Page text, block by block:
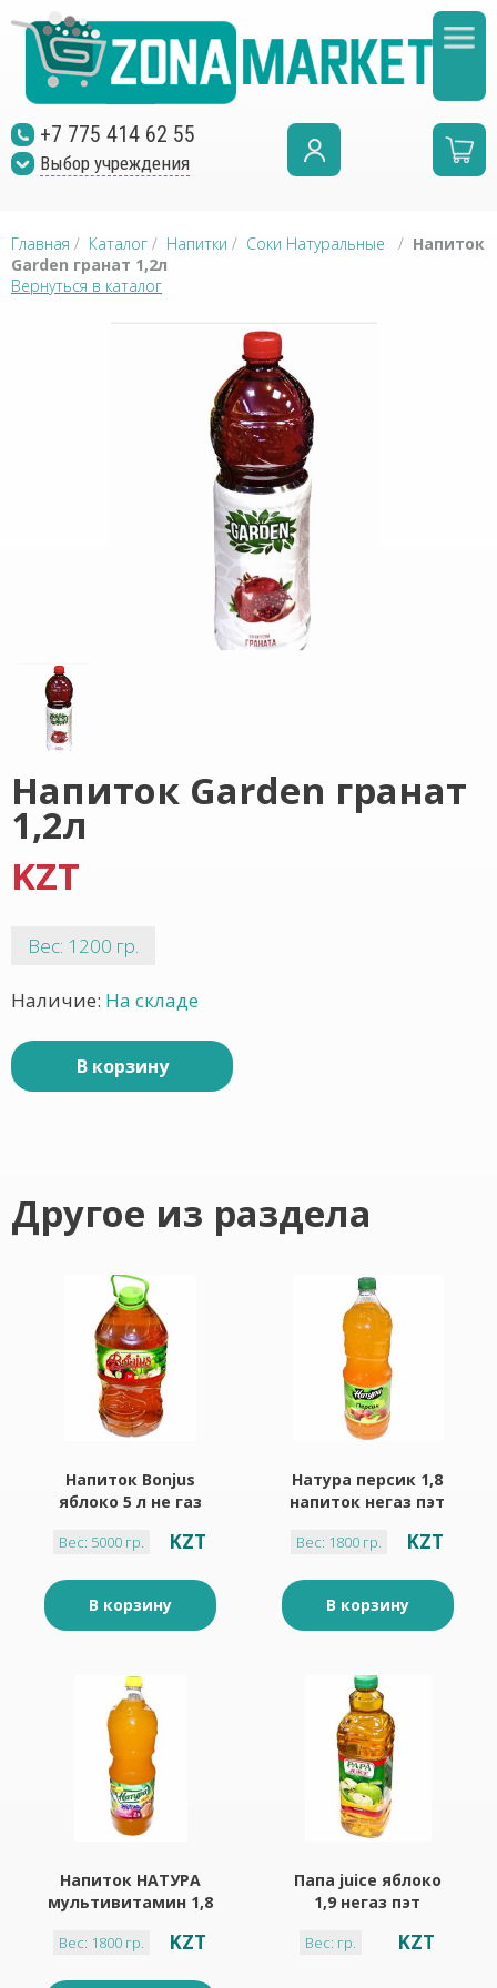
+7 775 414 62 55
Выбор учреждения
Главная / Каталог / Напитки / Соки Натуральные / Напиток
Garden гранат 1,2л
Вернуться в каталог
Напиток Garden гранат
1,2л
KZT
Вес: 1200 гр.
Наличие: На складе
В корзину
Другое из раздела
Напиток Bonjus
яблоко 5 л не газ
Вес: 5000 гр. KZT
В корзину
Натура персик 1,8
напиток негаз пэт
Вес: 1800 гр. KZT
В корзину
Напиток НАТУРА
мультивитамин 1,8
Вес: 1800 гр. KZT
Папа juice яблоко
1,9 негаз пэт
Вес: гр. KZT